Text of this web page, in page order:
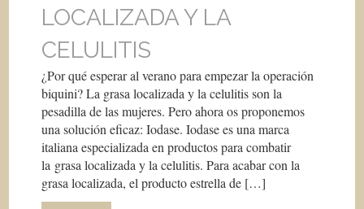
LOCALIZADA Y LA
CELULITIS
¿Por qué esperar al verano para empezar la operación
biquini? La grasa localizada y la celulitis son la
pesadilla de las mujeres. Pero ahora os proponemos
una solución eficaz: Iodase. Iodase es una marca
italiana especializada en productos para combatir
la grasa localizada y la celulitis. Para acabar con la
grasa localizada, el producto estrella de […]